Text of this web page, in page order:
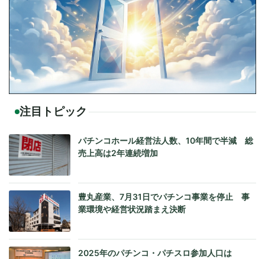
注目トピック
パチンコホール経営法人数、10年間で半減 総
売上高は2年連続増加
豊丸産業、7月31日でパチンコ事業を停止 事
業環境や経営状況踏まえ決断
2025年のパチンコ・パチスロ参加人口は